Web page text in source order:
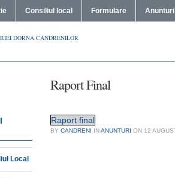
Consiliul local Formulare Anunturi
Raport Final
Local
Raport final
BY CANDRENI INANUNTURI ON 12